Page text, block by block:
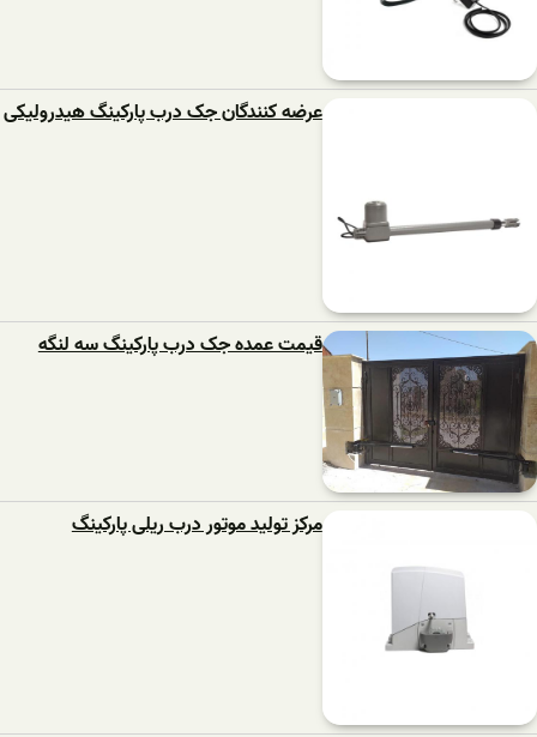
عرضه کنندگان جک درب پارکینگ هیدرولیکی
قیمت عمده جک درب پارکینگ سه لنگه
مرکز تولید موتور درب ریلی پارکینگ